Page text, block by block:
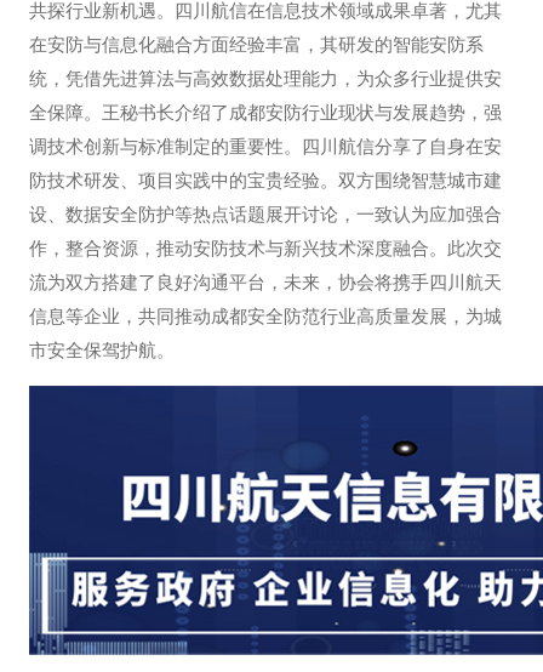
共探行业新机遇。四川航信在信息技术领域成果卓著，尤其
在安防与信息化融合方面经验丰富，其研发的智能安防系
统，凭借先进算法与高效数据处理能力，为众多行业提供安
全保障。王秘书长介绍了成都安防行业现状与发展趋势，强
调技术创新与标准制定的重要性。四川航信分享了自身在安
防技术研发、项目实践中的宝贵经验。双方围绕智慧城市建
设、数据安全防护等热点话题展开讨论，一致认为应加强合
作，整合资源，推动安防技术与新兴技术深度融合。此次交
流为双方搭建了良好沟通平台，未来，协会将携手四川航天
信息等企业，共同推动成都安全防范行业高质量发展，为城
市安全保驾护航。